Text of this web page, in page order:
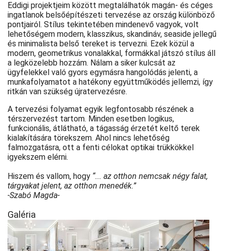
Eddigi projektjeim között megtalálhatók magán- és céges
ingatlanok belsőépítészeti tervezése az ország különböző
pontjairól. Stílus tekintetében mindenevő vagyok, volt
lehetőségem modern, klasszikus, skandináv, seaside jellegű
és minimalista belső tereket is tervezni. Ezek közül a
modern, geometrikus vonalakkal, formákkal játszó stílus áll
a legközelebb hozzám. Nálam a siker kulcsát az
ügyfelekkel való gyors egymásra hangolódás jelenti, a
munkafolyamatot a hatékony együttműködés jellemzi, így
ritkán van szükség újratervezésre.
A tervezési folyamat egyik legfontosabb részének a
térszervezést tartom. Minden esetben logikus,
funkcionális, átlátható, a tágasság érzetét keltő terek
kialakítására törekszem. Ahol nincs lehetőség
falmozgatásra, ott a fenti célokat optikai trükkökkel
igyekszem elérni.
Hiszem és vallom, hogy “... az otthon nemcsak négy falat,
tárgyakat jelent, az otthon menedék.”
-Szabó Magda-
Galéria